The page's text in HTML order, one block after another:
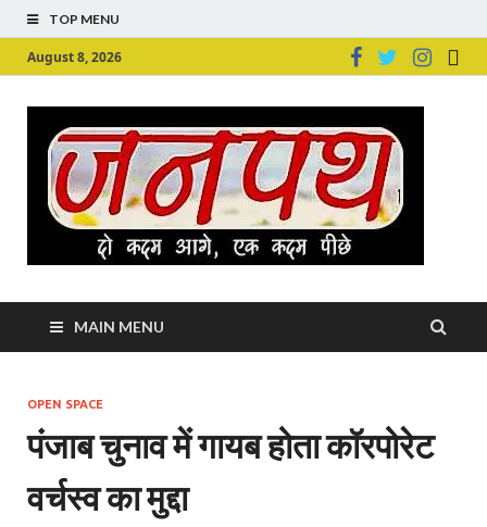
TOP MENU
August 8, 2026
MAIN MENU
OPEN SPACE
पंजाब चुनाव में गायब होता कॉरपोरेट
वर्चस्व का मुद्दा